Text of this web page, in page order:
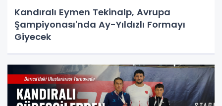
Kandıralı Eymen Tekinalp, Avrupa
Şampiyonası'nda Ay-Yıldızlı Formayı
Giyecek